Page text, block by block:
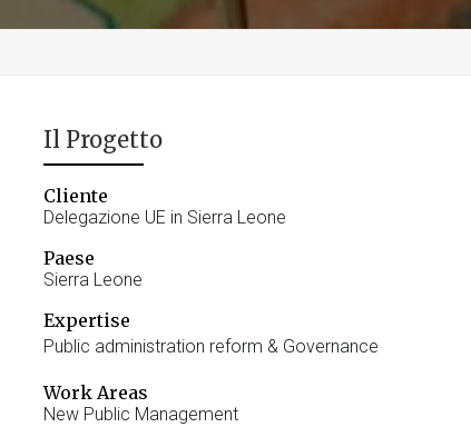
Il Progetto
Cliente
Delegazione UE in Sierra Leone
Paese
Sierra Leone
Expertise
Public administration reform & Governance
Work Areas
New Public Management